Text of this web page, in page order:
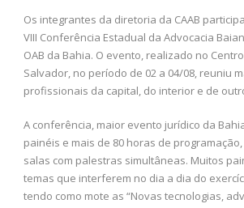
Os integrantes da diretoria da CAAB
VIII Conferência Estadual da Advocacia
OAB da Bahia. O evento, realizado no
Salvador, no período de 02 a 04/08, reuniu
profissionais da capital, do interior e de
A conferência, maior evento jurídico da
painéis e mais de 80 horas de
salas com palestras simultâneas. Muitos
temas que interferem no dia a dia do
tendo como mote as “Novas tecnologias,